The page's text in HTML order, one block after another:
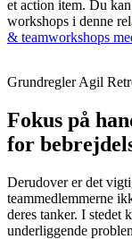
et action item. Du
workshops i denne
& teamworkshops
Grundregler Agil
Fokus på
for
Derudover er det
teammedlemmerne
deres tanker. I stedet
underliggende